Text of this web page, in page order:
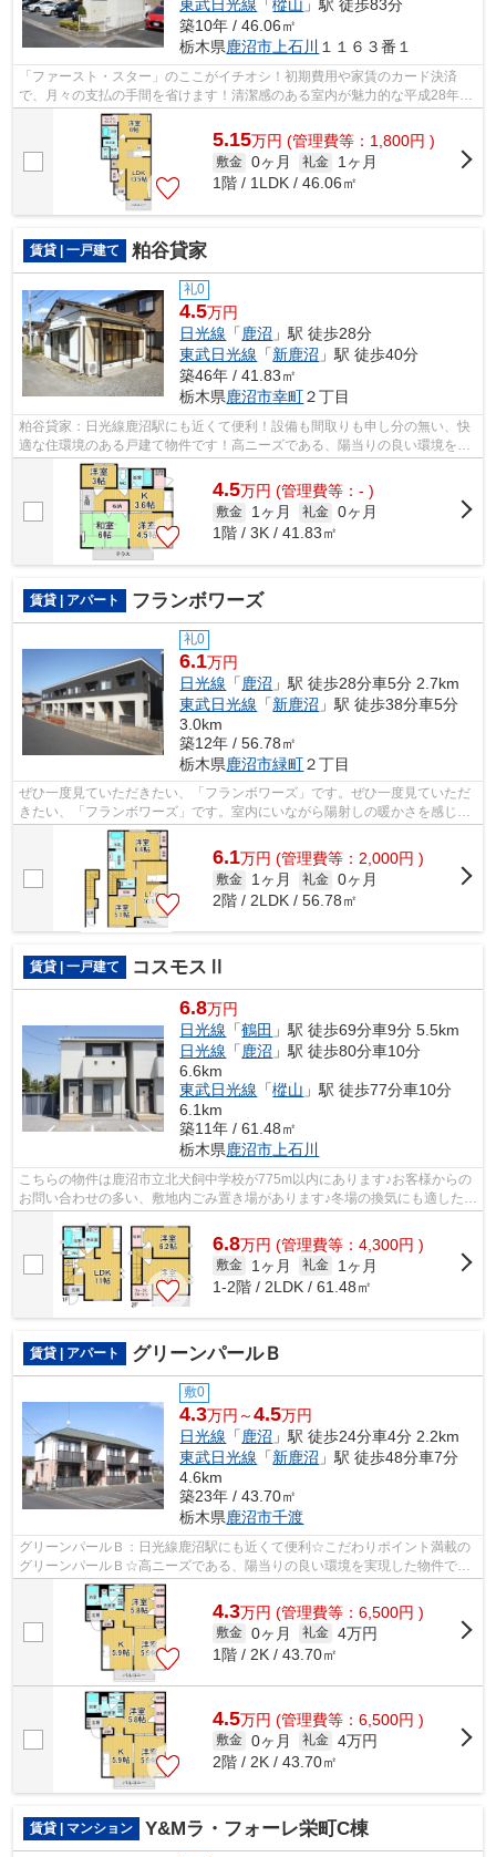
東武日光線 「樅山 」駅 徒歩83分
築10年 / 46.06㎡
栃木県鹿沼市 上石川 １１６３番１
「ファースト・スター」のここがイチオシ！初期費用や家賃のカード決済
で、月々の支払の手間を省けます！清潔感のある室内が魅力的な平成28年築
の物件となっており、一押しです！室内...
5.15万円 (管理費等：1,800円 )
敷金 0ヶ月 礼金
1ヶ月
1階 / 1LDK / 46.06㎡
賃貸 | 一戸建て 粕谷貸家
礼0
4.5万円
日光線 「 鹿沼 」駅 徒歩28分
東武日光線 「新鹿沼 」駅 徒歩40分
築46年 / 41.83㎡
栃木県鹿沼市幸町２丁目
粕谷貸家：日光線鹿沼駅にも近くて便利！設備も間取りも申し分の無い、快
適な住環境のある戸建て物件です！高ニーズである、陽当りの良い環境を実
現した物件です！こちらの物件には自...
4.5万円 (管理費等：- )
敷金 1ヶ月 礼金 0ヶ月
1階 / 3K / 41.83㎡
賃貸 | アパート フランボワーズ
礼0
6.1万円
日光線 「鹿沼 」駅 徒歩28分車5分 2.7km
東武日光線 「新鹿沼 」駅 徒歩38分車5分
3.0km
築12年 / 56.78㎡
栃木県鹿沼市緑町２丁目
ぜひ一度見ていただきたい、「フランボワーズ」です。ぜひ一度見ていただ
きたい、「フランボワーズ」です。室内にいながら陽射しの暖かさを感じら
れる、魅力的な物件です。最上階の物...
6.1万円 (管理費等：2,000円 )
敷金 1ヶ月 礼金 0ヶ月
2階 / 2LDK / 56.78㎡
賃貸 | 一戸建て コスモスⅡ
6.8万円
日光線 「鶴田 」駅 徒歩69分車9分 5.5km
日光線 「鹿沼 」駅 徒歩80分車10分
6.6km
東武日光線 「樅山 」駅 徒歩77分車10分
6.1km
築11年 / 61.48㎡
栃木県鹿沼市上石川
こちらの物件は鹿沼市立北犬飼中学校が775m以内にあります♪お客様からの
お問い合わせの多い、敷地内ごみ置き場があります♪冬場の換気にも適した、
6.8万円 (管理費等：4,300円 )
敷金 1ヶ月 礼金
1ヶ月
1-2階 / 2LDK / 61.48㎡
賃貸 | アパート グリーンパールＢ
敷0
4.3万円～4.5万円
日光線 「 鹿沼 」駅 徒歩24分車4分 2.2km
東武日光線 「新鹿沼 」駅 徒歩48分車7分
4.6km
築23年 / 43.70㎡
栃木県鹿沼市千渡
グリーンパールＢ：日光線鹿沼駅にも近くて便利☆こだわりポイント満載の
グリーンパールＢ☆高ニーズである、陽当りの良い環境を実現した物件です
☆クレジットカードで初期費用がお支払い...
4.3万円 (管理費等：6,500円 )
敷金 0ヶ月 礼金 4万円
1階 / 2K / 43.70㎡
4.5万円 (管理費等：6,500円 )
敷金 0ヶ月 礼金 4万円
2階 / 2K / 43.70㎡
賃貸 | マンション Y&Mラ・フォーレ栄町C棟